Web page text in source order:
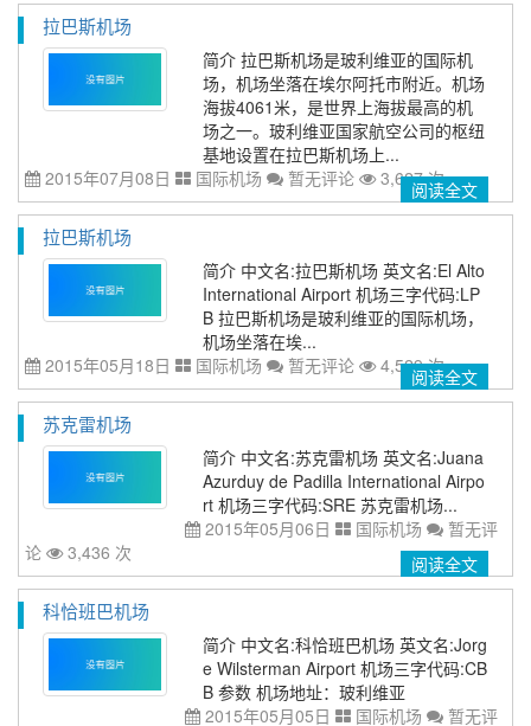
拉巴斯机场
简介 拉巴斯机场是玻利维亚的国际机
场，机场坐落在埃尔阿托市附近。机场
海拔4061米，是世界上海拔最高的机
场之一。玻利维亚国家航空公司的枢纽
基地设置在拉巴斯机场上...
2015年07月08日
国际机场 暂无评论 3,627 次阅读全文
拉巴斯机场
简介 中文名:拉巴斯机场 英文名:El Alto
International Airport 机场三字代码:LP
B 拉巴斯机场是玻利维亚的国际机场，
机场坐落在埃...
2015年05月18日
国际机场 暂无评论 4,529 次阅读全文
苏克雷机场
简介 中文名:苏克雷机场 英文名:Juana
Azurduy de Padilla International Airpo
rt 机场三字代码:SRE 苏克雷机场...
2015年05月06日
国际机场
暂无评
论
3,436 次 阅读全文
科恰班巴机场
简介 中文名:科恰班巴机场 英文名:Jorg
e Wilsterman Airport 机场三字代码:CB
B 参数 机场地址：玻利维亚
2015年05月05日
国际机场 暂无评